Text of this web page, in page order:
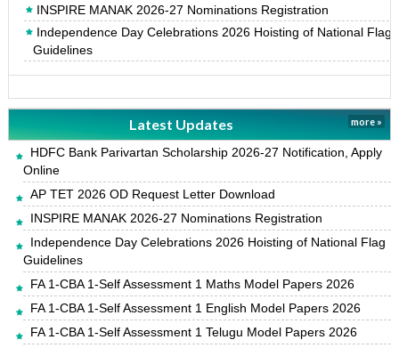
INSPIRE MANAK 2026-27 Nominations Registration
Independence Day Celebrations 2026 Hoisting of National Flag
Guidelines
Latest Updates more »
HDFC Bank Parivartan Scholarship 2026-27 Notification, Apply
Online
AP TET 2026 OD Request Letter Download
INSPIRE MANAK 2026-27 Nominations Registration
Independence Day Celebrations 2026 Hoisting of National Flag
Guidelines
FA 1-CBA 1-Self Assessment 1 Maths Model Papers 2026
FA 1-CBA 1-Self Assessment 1 English Model Papers 2026
FA 1-CBA 1-Self Assessment 1 Telugu Model Papers 2026